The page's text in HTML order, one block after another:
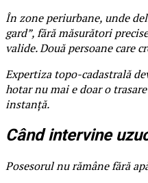
În zone periurbane, unde
gard”, fără măsurători
valide. Două persoane care
Expertiza topo-cadastrală
hotar nu mai e doar o
instanță.
Când intervine
Posesorul nu rămâne fără